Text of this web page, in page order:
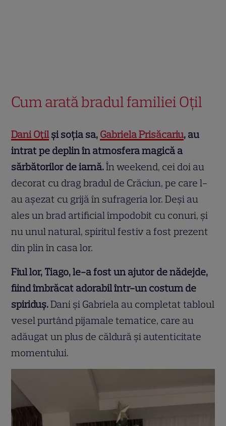
Cum arată bradul familiei Oțil
Dani Oțilși soția sa, Gabriela Prisăcariu, au
intrat pe deplin în atmosfera magică a
sărbătorilor de iarnă.În weekend, cei doi au
decorat cu drag bradul de Crăciun, pe care l-
au așezat cu grijă în sufrageria lor. Deși au
ales un brad artificial împodobit cu conuri, și
nu unul natural, spiritul festiv a fost prezent
din plin în casa lor.
Fiul lor, Tiago, le-a fost un ajutor de nădejde,
fiind îmbrăcat adorabil într-un costum de
spiriduș.Dani și Gabriela au completat tabloul
vesel purtând pijamale tematice, care au
adăugat un plus de căldură și autenticitate
momentului.